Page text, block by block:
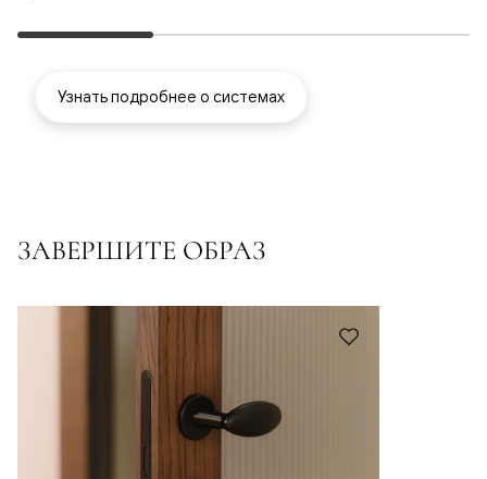
Узнать подробнее о системах
ЗАВЕРШИТЕ ОБРАЗ